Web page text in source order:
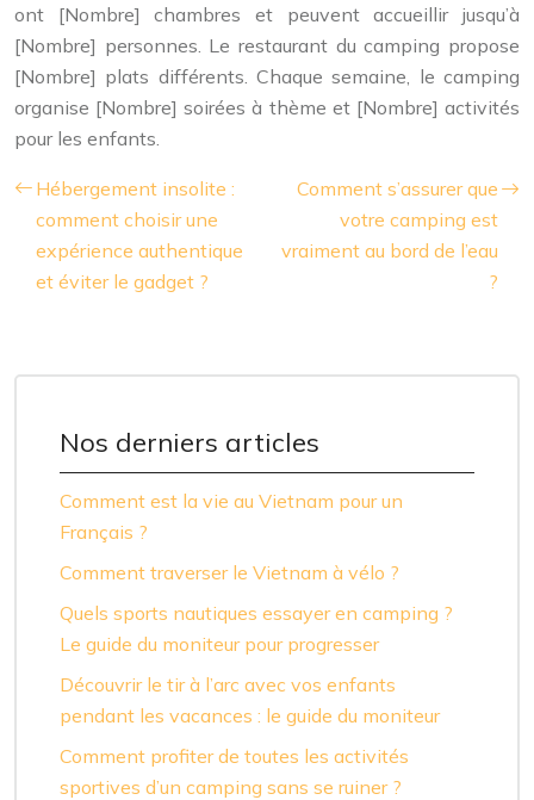
ont [Nombre] chambres et peuvent accueillir jusqu’à
[Nombre] personnes. Le restaurant du camping propose
[Nombre] plats différents. Chaque semaine, le camping
organise [Nombre] soirées à thème et [Nombre] activités
pour les enfants.
Hébergement insolite :
comment choisir une
expérience authentique
et éviter le gadget ?
Comment s’assurer que
votre camping est
vraiment au bord de l’eau
?
Nos derniers articles
Comment est la vie au Vietnam pour un
Français ?
Comment traverser le Vietnam à vélo ?
Quels sports nautiques essayer en camping ?
Le guide du moniteur pour progresser
Découvrir le tir à l’arc avec vos enfants
pendant les vacances : le guide du moniteur
Comment profiter de toutes les activités
sportives d’un camping sans se ruiner ?